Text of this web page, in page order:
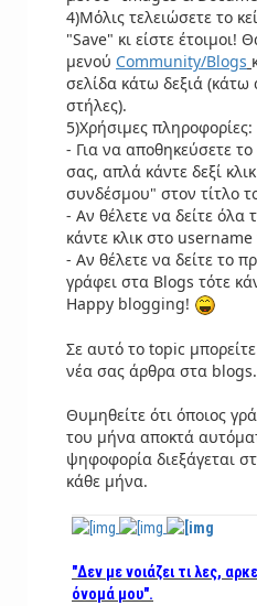
4)Μόλις τελειώσετε το
"Save" κι είστε έτοιμοι!
μενού Community/Blogs
σελίδα κάτω δεξιά (κάτω
στήλες).
5)Χρήσιμες πληροφορίες:
- Για να αποθηκεύσετε
σας, απλά κάντε δεξί
συνδέσμου" στον τίτλο
- Αν θέλετε να δείτε όλα
κάντε κλικ στο username
- Αν θέλετε να δείτε το
γράφει στα Blogs τότε
Happy blogging!
Σε αυτό το topic
νέα σας άρθρα στα blogs.
Θυμηθείτε ότι όποιος
του μήνα αποκτά
ψηφοφορία διεξάγεται
κάθε μήνα.
"Δεν με νοιάζει τι λες,
όνομά μου".